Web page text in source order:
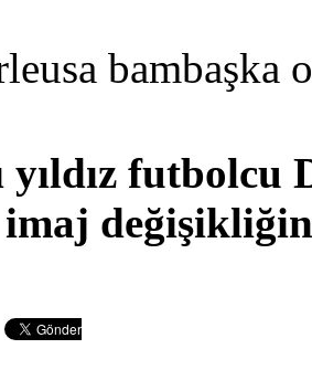
bambaşka
yıldız futbolcu